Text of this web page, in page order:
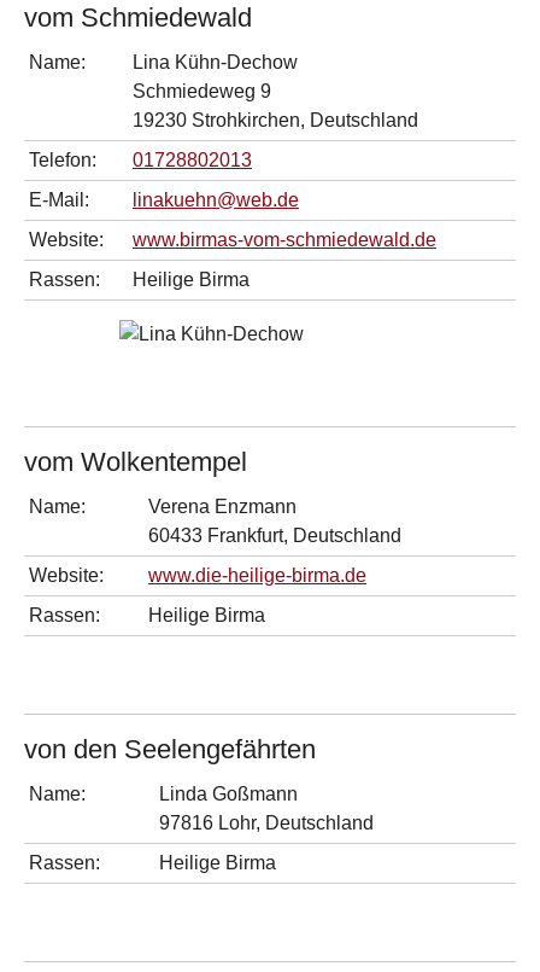
vom Schmiedewald
Name:
Lina Kühn-Dechow
Schmiedeweg 9
19230 Strohkirchen, Deutschland
Telefon:
01728802013
E-Mail:
linakuehn@web.de
Website:
www.birmas-vom-schmiedewald.de
Rassen:
Heilige Birma
vom Wolkentempel
Name:
Verena Enzmann
60433 Frankfurt, Deutschland
Website:
www.die-heilige-birma.de
Rassen:
Heilige Birma
von den Seelengefährten
Name:
Linda Goßmann
97816 Lohr, Deutschland
Rassen:
Heilige Birma